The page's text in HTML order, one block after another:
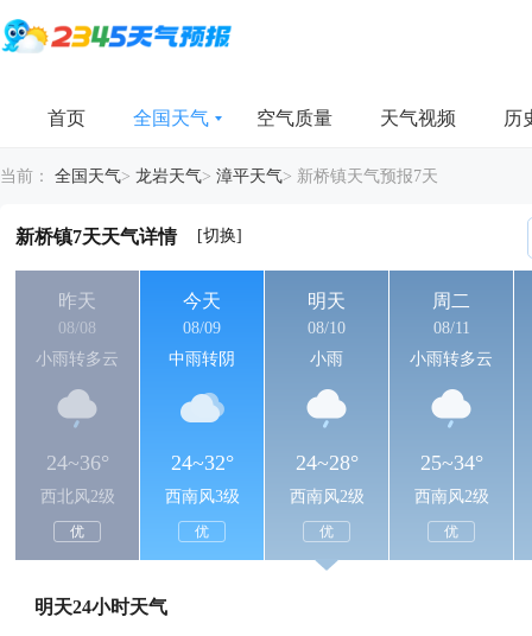
首页 全国天气 空气质量 天气视频 历
当前： 全国天气> 龙岩天气> 漳平天气> 新桥镇天气预报7天
新桥镇7天天气详情 [切换]
昨天
08/08
小雨转多云
24~36°
西北风2级
优
今天
08/09
中雨转阴
24~32°
西南风3级
优
明天
08/10
小雨
24~28°
西南风2级
优
周二
08/11
小雨转多云
25~34°
西南风2级
优
明天24小时天气